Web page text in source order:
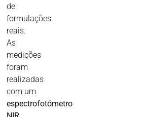
de
formulações
reais.
As
medições
foram
realizadas
com um
espectrofotómetro